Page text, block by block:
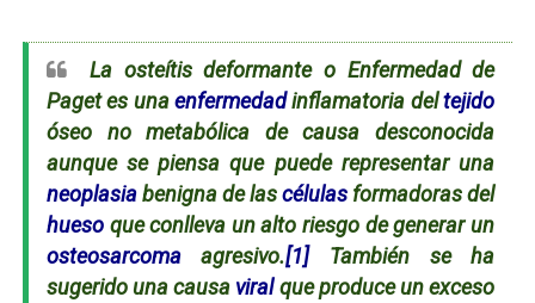
La osteítis deformante o Enfermedad de
Paget es unaenfermedadinflamatoria deltejido
óseo no metabólica de causa desconocida
aunque se piensa que puede representar una
neoplasiabenigna de lascélulas formadoras del
huesoque conlleva un alto riesgo de generar un
osteosarcomaagresivo.[1]También se ha
sugerido una causa viralque produce un exceso